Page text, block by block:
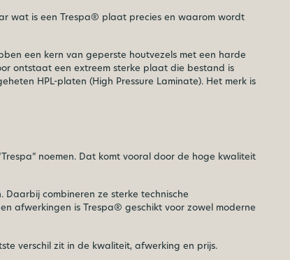
wat is een Trespa® plaat precies en waarom wordt
een kern van geperste houtvezels met een harde
ontstaat een extreem sterke plaat die bestand is
HPL-platen (High Pressure Laminate). Het merk is
noemen. Dat komt vooral door de hoge kwaliteit
combineren ze sterke technische
afwerkingen is Trespa® geschikt voor zowel moderne
verschil zit in de kwaliteit, afwerking en prijs.